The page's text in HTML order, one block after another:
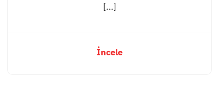
[...]
İncele